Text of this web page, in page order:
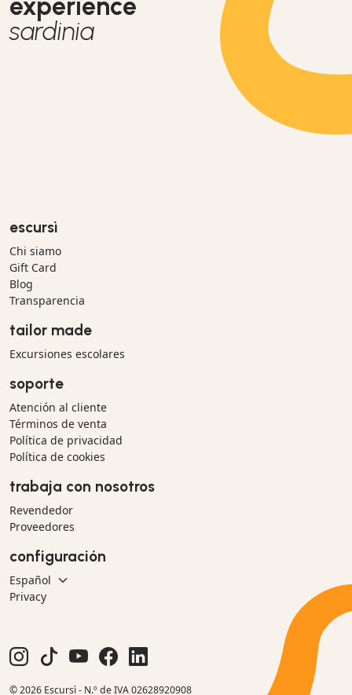
experience
sardinia
escursì
Chi siamo
Gift Card
Blog
Transparencia
tailor made
Excursiones escolares
soporte
Atención al cliente
Términos de venta
Política de privacidad
Política de cookies
trabaja con nosotros
Revendedor
Proveedores
configuración
Privacy
© 2026 Escursì - N.º de IVA 02628920908